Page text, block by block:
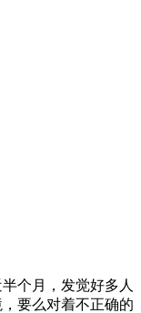
个月，发觉好多人
要么对着不正确的